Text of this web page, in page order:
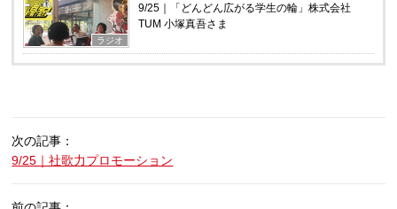
ラジオ
9/25｜「どんどん広がる学生の輪」株式会社
TUM 小塚真吾さま
次の記事：
9/25｜社歌力プロモーション